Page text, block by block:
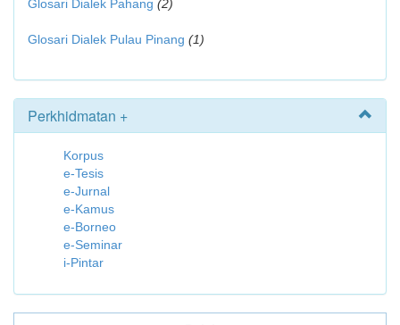
Glosari Dialek Pahang (2)
Glosari Dialek Pulau Pinang (1)
Perkhidmatan +
Korpus
e-Tesis
e-Jurnal
e-Kamus
e-Borneo
e-Seminar
i-Pintar